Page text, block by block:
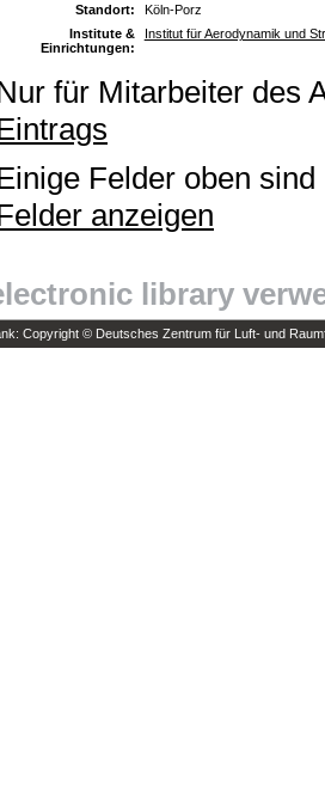
Standort:
Köln-Porz
Institute &
Einrichtungen:
Institut für Aerodynamik und
für Mitarbeiter des
Felder oben
anzeigen
library
Copyright © Deutsches Zentrum für Luft- und